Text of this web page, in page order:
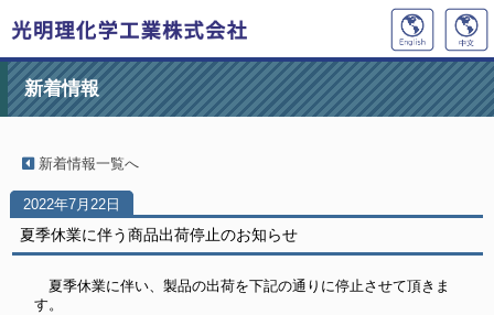
新着情報
新着情報一覧へ
2022年7月22日
夏季休業に伴う商品出荷停止のお知らせ
夏季休業に伴い、製品の出荷を下記の通りに停止させて頂きま
す。